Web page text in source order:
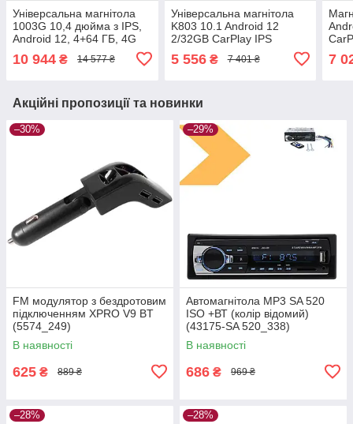
Універсальна магнітола
1003G 10,4 дюйма з IPS,
Android 12, 4+64 ГБ, 4G
XPRO (42437-
10 944 ₴ 14 577 ₴
Універсальна магнітола
K803 10.1 Android 12
2/32GB CarPlay IPS
5 556₴ 7 401 ₴ 7
Акційні пропозиції та новинки
–30%
FM модулятор з бездротовим
підключенням XPRO V9 BT
(5574_249)
В наявності
625 ₴ 889 ₴
–29%
Автомагнітола MP3 SA 520
ISO +ВТ (колір відомий)
(43175-SA 520_338)
В наявності
686 ₴ 969 ₴
–28% –28%